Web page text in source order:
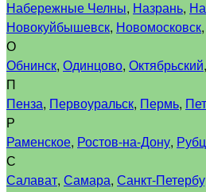
Набережные Челны, Назрань,
Новокуйбышевск, Новомосковск,
О
Обнинск, Одинцово, Октябрьский,
П
Пенза, Первоуральск, Пермь,
Р
Раменское, Ростов-на-Дону,
С
Салават, Самара, Санкт-